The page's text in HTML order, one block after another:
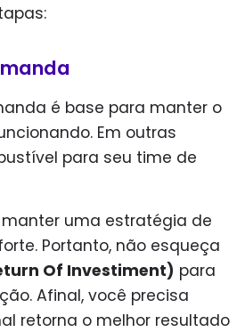
é base para manter o
Em outras
para seu time de
uma estratégia de
Portanto, não esqueça
Of Investiment) para
Afinal, você precisa
retorna o melhor resultado